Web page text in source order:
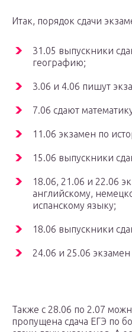
Итак, порядок сдачи
31.05 выпускники
географию;
3.06 и 4.06 пишут
7.06 сдают
11.06 экзамен по
15.06 выпускники
18.06, 21.06 и 22.06
английскому,
испанскому языку;
18.06 выпускники
24.06 и 25.06
Также с 28.06 по 2.07
пропущена сдача ЕГЭ по